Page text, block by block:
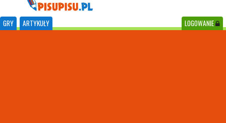
GRY ARTYKUŁY LOGOWANIE